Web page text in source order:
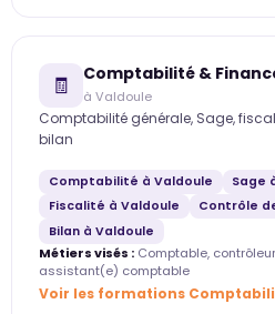
🧾 Comptabilité &
à Valdoule
Comptabilité générale, Sage,
bilan
Comptabilité à Valdoule
Sage
Fiscalité à Valdoule
Contrôle
Bilan à Valdoule
Métiers visés : Comptable,
assistant(e) comptable
Voir les formations